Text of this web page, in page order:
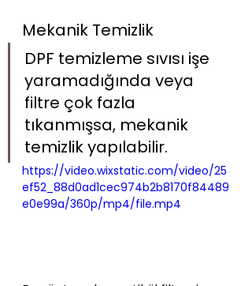
Mekanik Temizlik
DPF temizleme sıvısı işe
yaramadığında veya
filtre çok fazla
tıkanmışsa, mekanik
temizlik yapılabilir.
https://video.wixstatic.com/video/25
ef52_88d0ad1cec974b2b8170f84489
e0e99a/360p/mp4/file.mp4